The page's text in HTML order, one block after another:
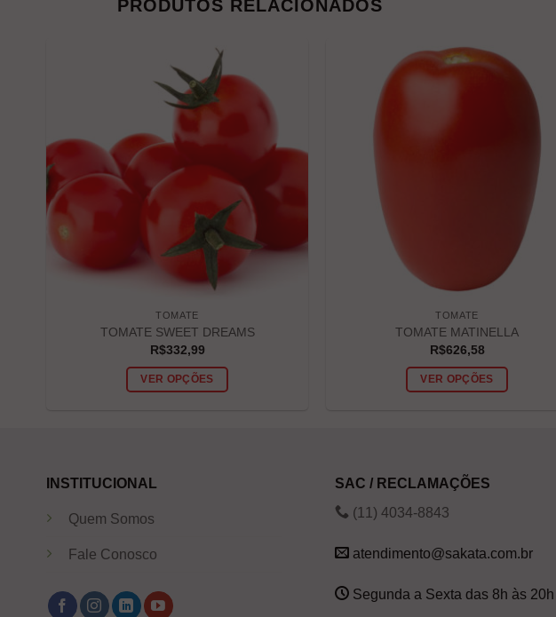
PRODUTOS RELACIONADOS
TOMATE
TOMATE SWEET DREAMS
R$332,99
VER OPÇÕES
TOMATE
TOMATE MATINELLA
R$626,58
VER OPÇÕES
INSTITUCIONAL
Quem Somos
Fale Conosco
SAC / RECLAMAÇÕES
(11) 4034-8843
atendimento@sakata.com.br
Segunda a Sexta das 8h às 20h